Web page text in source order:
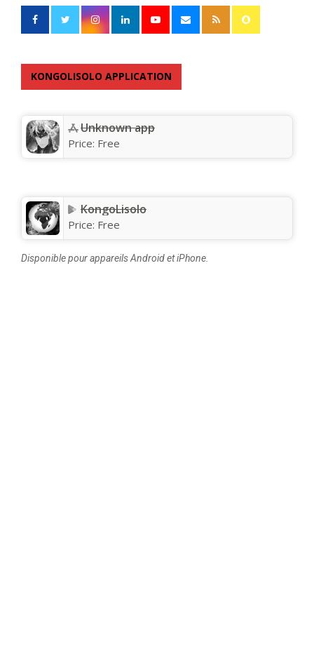
KONGOLISOLO APPLICATION
Unknown app
Price: Free
KongoLisolo
Price: Free
Disponible pour appareils Android et iPhone.